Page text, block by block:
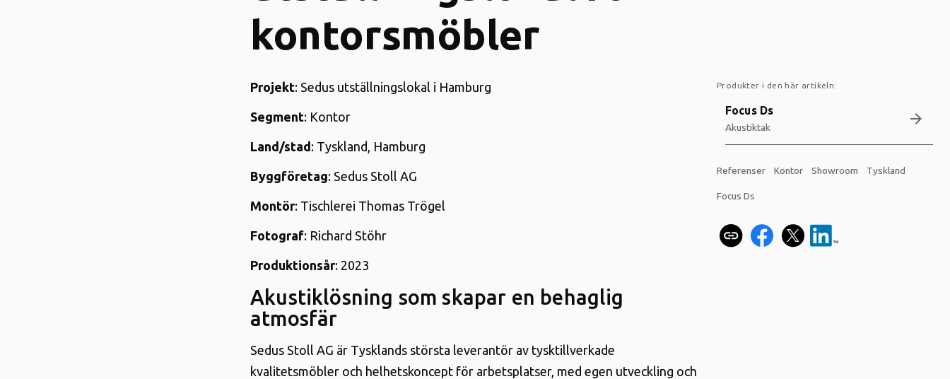
kontorsmöbler
Projekt: Sedus utställningslokal i Hamburg
Segment: Kontor
Land/stad: Tyskland, Hamburg
Byggföretag: Sedus Stoll AG
Montör: Tischlerei Thomas Trögel
Fotograf: Richard Stöhr
Produktionsår: 2023
Akustiklösning som skapar en behaglig
atmosfär
Sedus Stoll AG är Tysklands största leverantör av tysktillverkade
kvalitetsmöbler och helhetskoncept för arbetsplatser, med egen utveckling och
Produkter i den här artikeln:
Focus Ds
Akustiktak arrow_forward
Referenser Kontor Showroom Tyskland
Focus Ds